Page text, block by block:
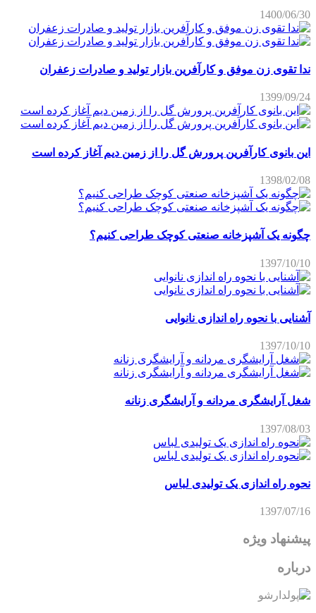
1400/06/30
ندا تقوی زن موفق و کارآفرین بازار تولید و صادرات زعفران
1399/09/24
این بانوی کارآفرین پرورش گل را از زمین دیم آغاز کرده است
1398/02/08
چگونه یک آشپزخانه صنعتی کوچک طراحی کنیم؟
1397/10/10
آشنایی با نحوه راه اندازی نانوایی
1397/10/10
شغل آرایشگری مردانه و آرایشگری زنانه
1397/08/03
نحوه راه اندازی یک تولیدی لباس
1397/07/16
پیشنهاد ویژه
درباره